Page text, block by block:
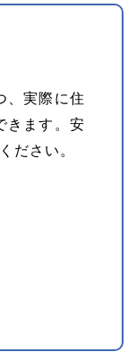
、実際に住
きます。安
ださい。